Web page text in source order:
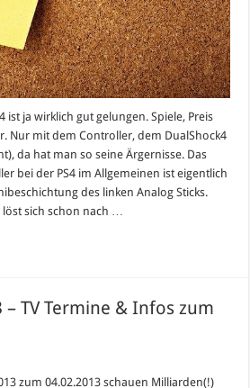
ist ja wirklich gut gelungen. Spiele, Preis
Nur mit dem Controller, dem DualShock4
da hat man so seine Ärgernisse. Das
bei der PS4 im Allgemeinen ist eigentlich
des linken Analog Sticks.
sich schon nach …
– TV Termine & Infos zum
zum 04.02.2013 schauen Milliarden(!)